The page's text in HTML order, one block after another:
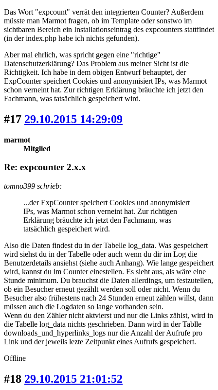
Das Wort "expcount" verrät den integrierten Counter? Außerdem
müsste man Marmot fragen, ob im Template oder sonstwo im
sichtbaren Bereich ein Installationseintrag des expcounters stattfindet
(in der index.php habe ich nichts gefunden).
Aber mal ehrlich, was spricht gegen eine "richtige"
Datenschutzerklärung? Das Problem aus meiner Sicht ist die
Richtigkeit. Ich habe in dem obigen Entwurf behauptet, der
ExpCounter speichert Cookies und anonymisiert IPs, was Marmot
schon verneint hat. Zur richtigen Erklärung bräuchte ich jetzt den
Fachmann, was tatsächlich gespeichert wird.
#17 29.10.2015 14:29:09
marmot
Mitglied
Re: expcounter 2.x.x
tomno399 schrieb:
...der ExpCounter speichert Cookies und anonymisiert
IPs, was Marmot schon verneint hat. Zur richtigen
Erklärung bräuchte ich jetzt den Fachmann, was
tatsächlich gespeichert wird.
Also die Daten findest du in der Tabelle log_data. Was gespeichert
wird siehst du in der Tabelle oder auch wenn du dir im Log die
Benutzerdetails ansiehst (siehe auch Anhang). Wie lange gespeichert
wird, kannst du im Counter einestellen. Es sieht aus, als wäre eine
Stunde minimum. Du brauchst die Daten allerdings, um festzutellen,
ob ein Besucher erneut gezählt werden soll oder nicht. Wenn du
Besucher also frühestens nach 24 Stunden erneut zählen willst, dann
müssen auch die Logdaten so lange vorhanden sein.
Wenn du den Zähler nicht aktvierst und nur die Links zählst, wird in
die Tabelle log_data nichts geschrieben. Dann wird in der Tablle
downloads_und_hyperlinks_logs nur die Anzahl der Aufrufe pro
Link und der jeweils lezte Zeitpunkt eines Aufrufs gespeichert.
Offline
#18 29.10.2015 21:01:52